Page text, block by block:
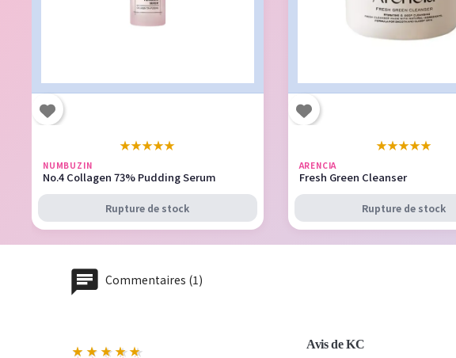
★★★★★
NUMBUZIN
No.4 Collagen 73% Pudding Serum
Rupture de stock
★★★★★
ARENCIA
Fresh Green Cleanser
Rupture de stock
Commentaires (1)
Avis de KC